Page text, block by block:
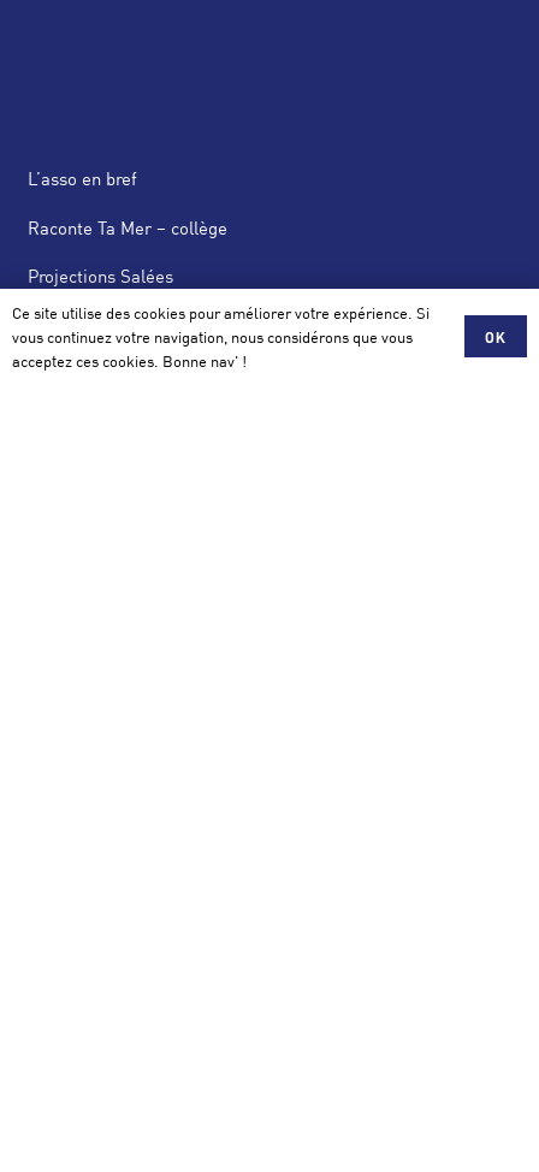
L’asso en bref
Raconte Ta Mer – collège
Projections Salées
News Salées
Actus
Ce site utilise des cookies pour améliorer votre expérience. Si
vous continuez votre navigation, nous considérons que vous
acceptez ces cookies. Bonne nav' !
OK